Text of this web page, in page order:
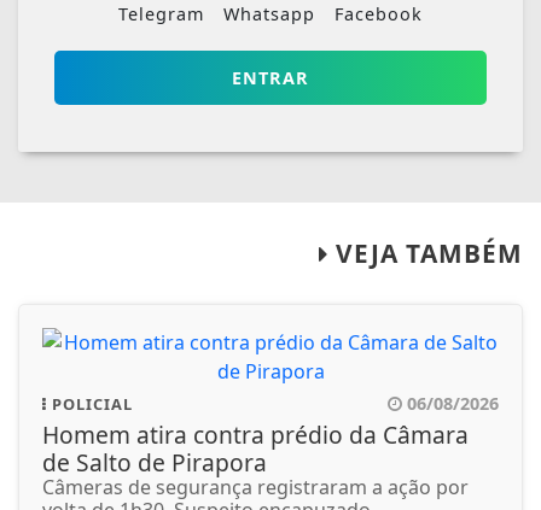
Telegram Whatsapp Facebook
ENTRAR
VEJA TAMBÉM
POLICIAL 06/08/2026
Homem atira contra prédio da Câmara
de Salto de Pirapora
Câmeras de segurança registraram a ação por